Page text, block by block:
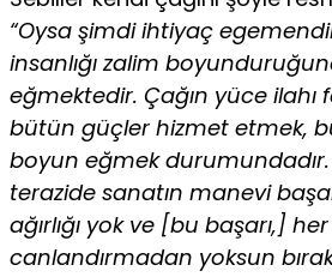
“Oysa şimdi ihtiyaç
insanlığı zalim
eğmektedir. Çağın yüce ilahı
bütün güçler hizmet etmek,
boyun eğmek
terazide sanatın manevi
ağırlığı yok ve [bu başarı,]
canlandırmadan yoksun